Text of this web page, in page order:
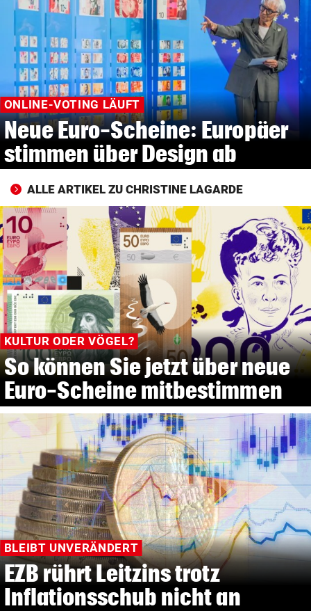
© Krone Multimedia GmbH & Co KG 2026
Muthgasse 2, 1190 Wien
ONLINE-VOTING LÄUFT
Neue Euro-Scheine: Europäer
stimmen über Design ab
ALLE ARTIKEL ZU CHRISTINE LAGARDE
KULTUR ODER VÖGEL?
So können Sie jetzt über neue
Euro-Scheine mitbestimmen
BLEIBT UNVERÄNDERT
EZB rührt Leitzins trotz
Inflationsschub nicht an